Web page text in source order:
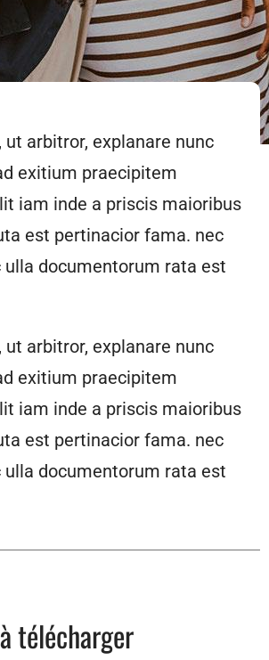
ut arbitror, explanare nunc
exitium praecipitem
iam inde a priscis maioribus
est pertinacior fama. nec
ulla documentorum rata est
ut arbitror, explanare nunc
exitium praecipitem
iam inde a priscis maioribus
est pertinacior fama. nec
ulla documentorum rata est
télécharger